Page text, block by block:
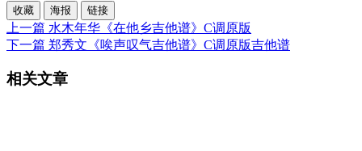
收藏
海报 链接
上一篇 水木年华《在他乡吉他谱》C调原版
下一篇 郑秀文《唉声叹气吉他谱》C调原版吉他谱
相关文章